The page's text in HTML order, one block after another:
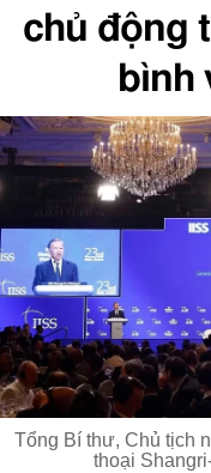
chủ động
bình
Tổng Bí thư, Chủ tịch
thoại